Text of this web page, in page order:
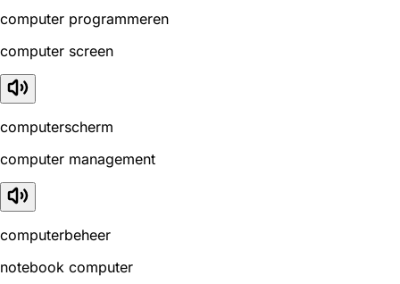
computer programmeren
computer screen
computerscherm
computer management
computerbeheer
notebook computer